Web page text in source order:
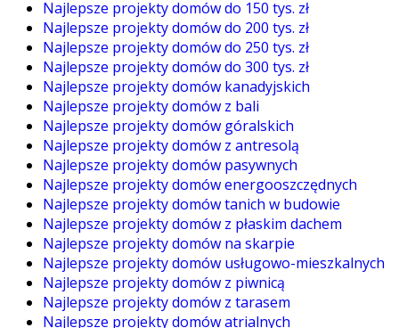
Najlepsze projekty domów do 150 tys. zł
Najlepsze projekty domów do 200 tys. zł
Najlepsze projekty domów do 250 tys. zł
Najlepsze projekty domów do 300 tys. zł
Najlepsze projekty domów kanadyjskich
Najlepsze projekty domów z bali
Najlepsze projekty domów góralskich
Najlepsze projekty domów z antresolą
Najlepsze projekty domów pasywnych
Najlepsze projekty domów energooszczędnych
Najlepsze projekty domów tanich w budowie
Najlepsze projekty domów z płaskim dachem
Najlepsze projekty domów na skarpie
Najlepsze projekty domów usługowo-mieszkalnych
Najlepsze projekty domów z piwnicą
Najlepsze projekty domów z tarasem
Najlepsze projekty domów atrialnych